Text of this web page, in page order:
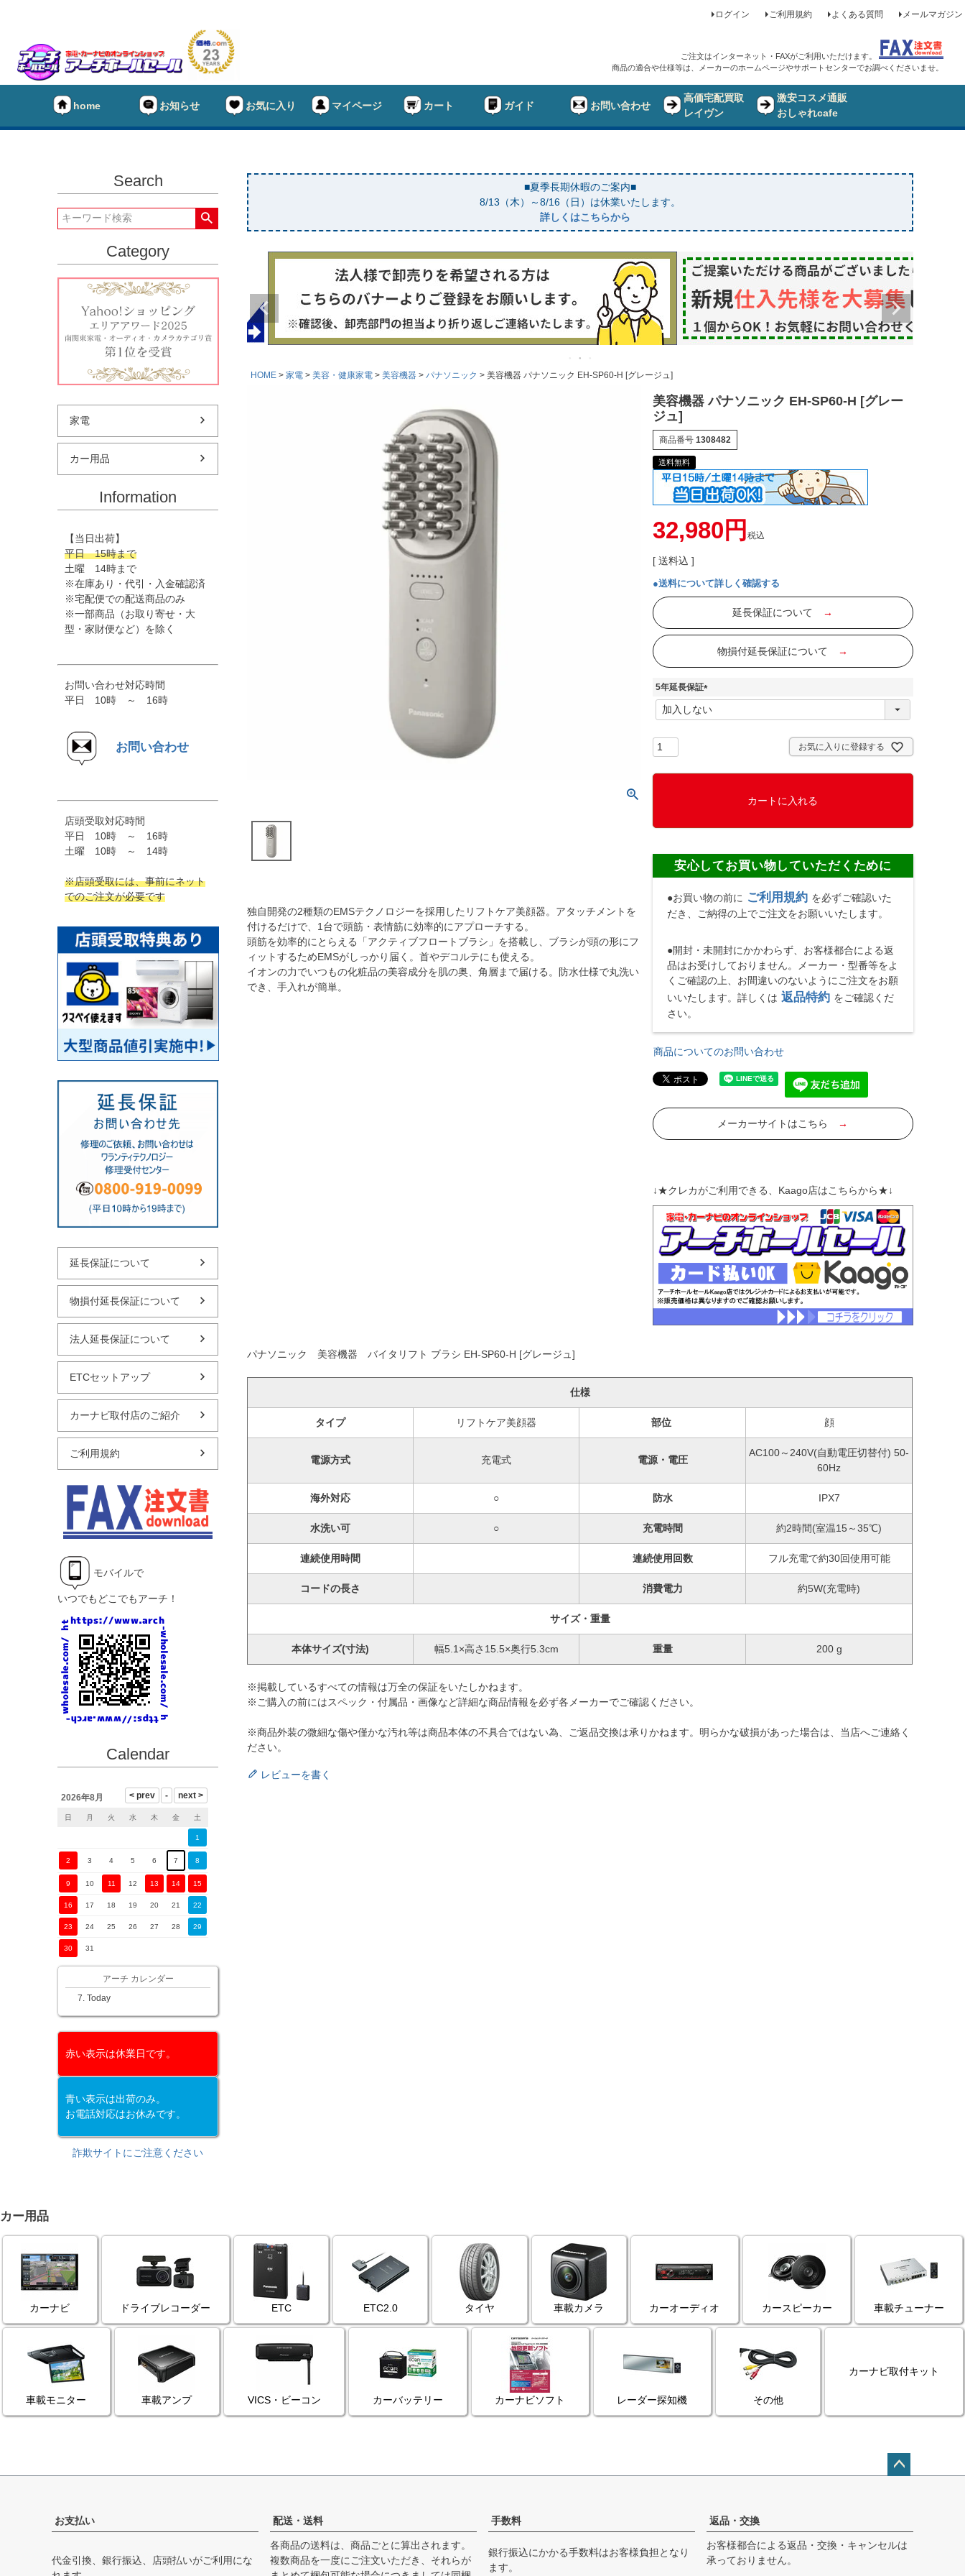
ログイン ご利用規約 よくある質問 メールマガジン
ご注文はインターネット・FAXがご利用いただけます。
商品の適合や仕様等は、メーカーのホームページやサポートセンターでお調べくださいませ。
home お知らせ お気に入り マイページ カート ガイド お問い合わせ
高価宅配買取
レイヴン
激安コスメ通販
おしゃれcafe
Search
Category
家電
カー用品
Information
【当日出荷】
平日 15時まで
土曜 14時まで
※在庫あり・代引・入金確認済
※宅配便での配送商品のみ
※一部商品（お取り寄せ・大
型・家財便など）を除く
お問い合わせ対応時間
平日 10時 ～ 16時
お問い合わせ
店頭受取対応時間
平日 10時 ～ 16時
土曜 10時 ～ 14時
※店頭受取には、事前にネット
でのご注文が必要です
延長保証について
物損付延長保証について
法人延長保証について
ETCセットアップ
カーナビ取付店のご紹介
ご利用規約
モバイルで
いつでもどこでもアーチ！
Calendar
2026年8月
日 月 火 水 木 金 土
1
2 3 4 5 6 7 8
9 10 11 12 13 14 15
16 17 18 19 20 21 22
23 24 25 26 27 28 29
30 31
アーチ カレンダー
Today
赤い表示は休業日です。
青い表示は出荷のみ。
お電話対応はお休みです。
詐欺サイトにご注意ください
■夏季長期休暇のご案内■
8/13（木）～8/16（日）は休業いたします。
詳しくはこちらから
HOME 家電 美容・健康家電 美容機器 パナソニック 美容機器 パナソニック EH-SP60-H [グレージュ]
独自開発の2種類のEMSテクノロジーを採用したリフトケア美顔器。アタッチメントを
付けるだけで、1台で頭筋・表情筋に効率的にアプローチする。
頭筋を効率的にとらえる「アクティブフロートブラシ」を搭載し、ブラシが頭の形にフ
ィットするためEMSがしっかり届く。首やデコルテにも使える。
イオンの力でいつもの化粧品の美容成分を肌の奥、角層まで届ける。防水仕様で丸洗い
でき、手入れが簡単。
美容機器 パナソニック EH-SP60-H [グレー
ジュ]
商品番号 1308482
送料無料
32,980 税込
送料込
●送料について詳しく確認する
延長保証について →
物損付延長保証について →
5年延長保証
(
必
お気に入りに登録する
カートに入れる
安心してお買い物していただくために
●お買い物の前に ご利用規約 を必ずご確認いた
だき、ご納得の上でご注文をお願いいたします。
●開封・未開封にかかわらず、お客様都合による返
品はお受けしておりません。メーカー・型番等をよ
くご確認の上、お間違いのないようにご注文をお願
いいたします。詳しくは 返品特約 をご確認くだ
さい。
商品についてのお問い合わせ
メーカーサイトはこちら →
↓★クレカがご利用できる、Kaago店はこちらから★↓
パナソニック 美容機器 バイタリフト ブラシ EH-SP60-H [グレージュ]
仕様
タイプ リフトケア美顔器 部位 顔
電源方式 充電式 電源・電圧
AC100～240V(自動電圧切替付) 50-
60Hz
海外対応 ○ 防水 IPX7
水洗い可 ○ 充電時間 約2時間(室温15～35℃)
連続使用時間 連続使用回数 フル充電で約30回使用可能
コードの長さ 消費電力 約5W(充電時)
サイズ・重量
本体サイズ(寸法) 幅5.1×高さ15.5×奥行5.3cm 重量 200 g
※掲載しているすべての情報は万全の保証をいたしかねます。
※ご購入の前にはスペック・付属品・画像など詳細な商品情報を必ず各メーカーでご確認ください。
※商品外装の微細な傷や僅かな汚れ等は商品本体の不具合ではない為、ご返品交換は承りかねます。明らかな破損があった場合は、当店へご連絡く
ださい。
レビューを書く
カー用品
カーナビ ドライブレコーダー ETC ETC2.0 タイヤ 車載カメラ カーオーディオ カースピーカー 車載チューナー
車載モニター 車載アンプ VICS・ビーコン カーバッテリー カーナビソフト レーダー探知機 その他
カーナビ取付キット
へ
お支払い
代金引換、銀行振込、店頭払いがご利用にな
配送・送料
各商品の送料は、商品ごとに算出されます。
複数商品を一度にご注文いただき、それらが
手数料
銀行振込にかかる手数料はお客様負担となり
ます。
返品・交換
お客様都合による返品・交換・キャンセルは
承っておりません。